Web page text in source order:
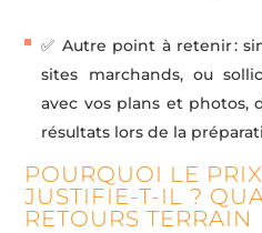
✅ Autre point à retenir :
sites marchands, ou
avec vos plans et photos,
résultats lors de la
POURQUOI LE
JUSTIFIE-T-IL ?
RETOURS TERRAIN